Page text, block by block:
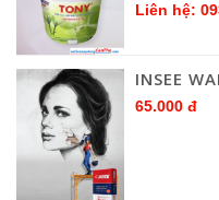
Liên hệ:
INSEE
65.000 đ